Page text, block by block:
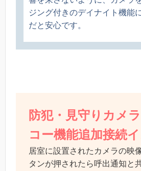
ジング付きのデイナイト機能
だと安心です。
防犯・見守りカメ
コー機能追加接続
居室に設置されたカメラの映
タンが押されたら呼出通知と